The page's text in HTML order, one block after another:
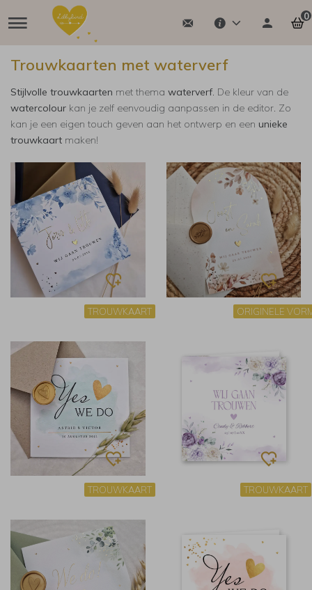
0
Trouwkaarten met waterverf
Stijlvolle trouwkaarten met thema waterverf. De kleur van de
watercolour kan je zelf eenvoudig aanpassen in de editor. Zo
kan je een eigen touch geven aan het ontwerp en een unieke
trouwkaart maken!
TROUWKAART ORIGINELE
TROUWKAART TROUWKAART